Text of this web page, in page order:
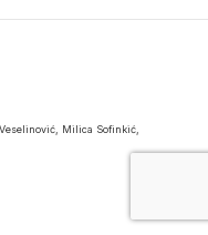
Milica Sofinkić,